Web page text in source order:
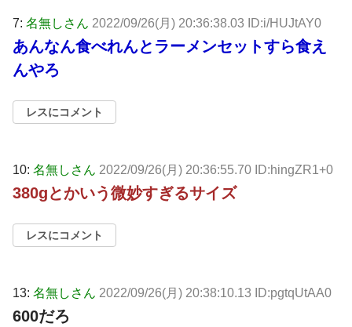
7: 名無しさん 2022/09/26(月) 20:36:38.03 ID:i/HUJtAY0
あんなん食べれんとラーメンセットすら食え
んやろ
レスにコメント
10: 名無しさん 2022/09/26(月) 20:36:55.70 ID:hingZR1+0
380gとかいう微妙すぎるサイズ
レスにコメント
13: 名無しさん 2022/09/26(月) 20:38:10.13 ID:pgtqUtAA0
600だろ